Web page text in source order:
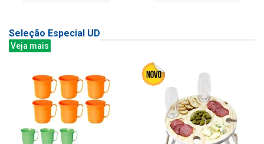
Seleção Especial UD
Veja mais